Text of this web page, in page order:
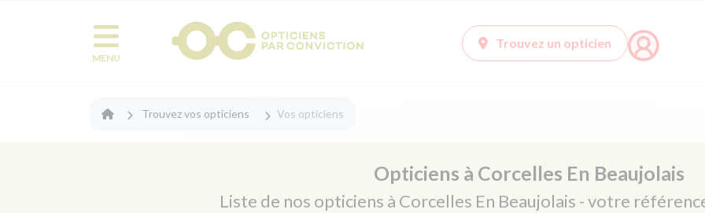
MENU
Trouvez un opticien
Trouvez vos opticiens Vos opticiens
Opticiens à Corcelles En Beaujolais
Liste de nos opticiens à Corcelles En Beaujolais - votre